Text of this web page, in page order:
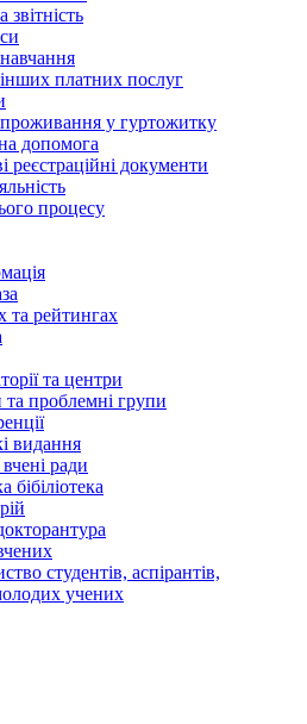
інших платних послуг
проживання у гуртожитку
допомога
реєстраційні документи
процесу
та рейтингах
та центри
та проблемні групи
видання
ради
бібіліотека
студентів, аспірантів,
учених